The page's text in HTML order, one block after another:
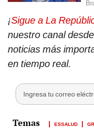
¡Sigue a La
nuestro canal
noticias más
en tiempo real.
ESSALUD